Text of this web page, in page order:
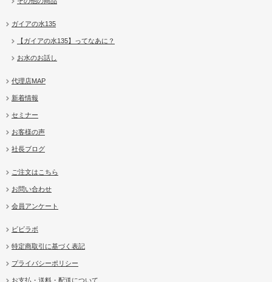
ガイアの水135
【ガイアの水135】ってなあに？
お水のお話し
代理店MAP
新着情報
セミナー
お客様の声
社長ブログ
ご注文はこちら
お問い合わせ
会員アンケート
ビビラボ
特定商取引に基づく表記
プライバシーポリシー
お支払・送料・配送について